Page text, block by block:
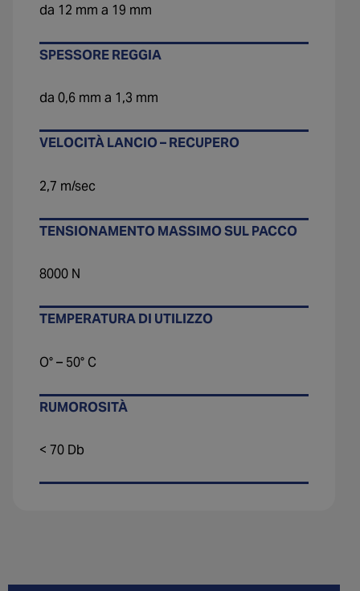
da 12 mm a 19 mm
SPESSORE REGGIA
da 0,6 mm a 1,3 mm
VELOCITÀ LANCIO – RECUPERO
2,7 m/sec
TENSIONAMENTO MASSIMO SUL PACCO
8000 N
TEMPERATURA DI UTILIZZO
O° – 50° C
RUMOROSITÀ
< 70 Db